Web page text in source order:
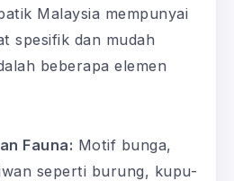
Malaysia mempunyai
spesifik dan mudah
beberapa elemen
Fauna: Motif bunga,
seperti burung, kupu-